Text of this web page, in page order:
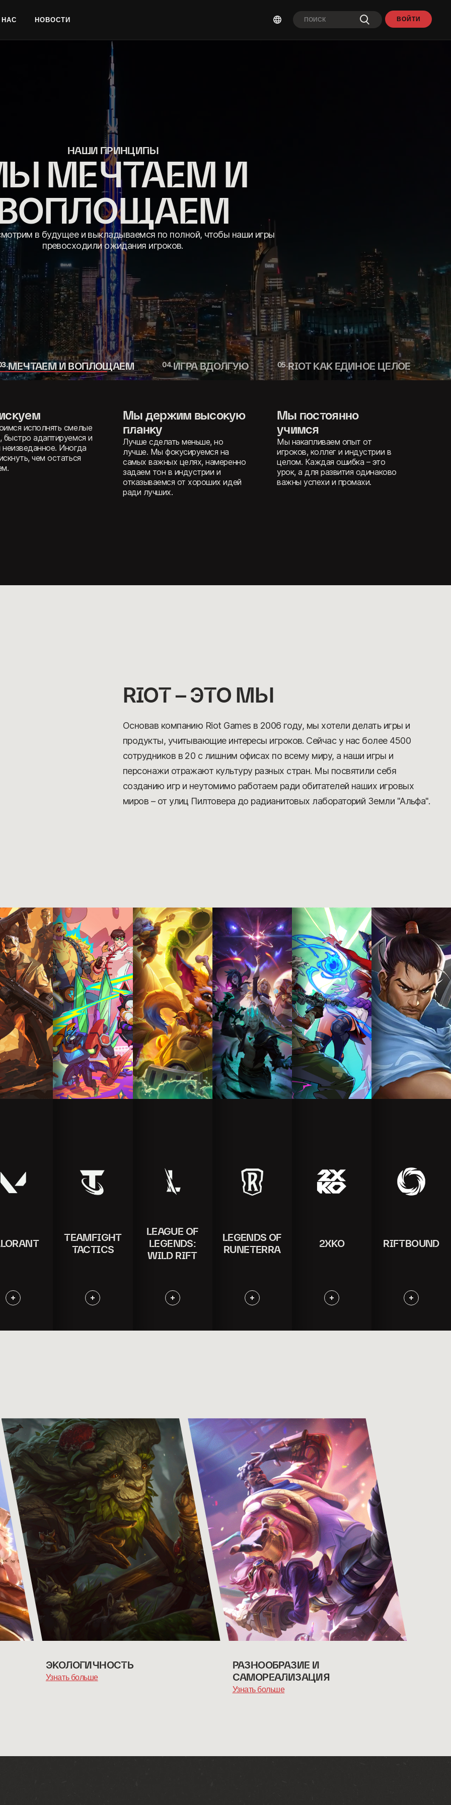
НАС НОВОСТИ ВОЙТИ
НАШИ ПРИНЦИПЫ
МЫ ИГРАЕМ
ВДОЛГУЮ
любовь к играм не угасает. Мы не забываем о своих игроках
пару недель, а поддерживаем их годами и десятилетиями.
3.МЕЧТАЕМ И ВОПЛОЩАЕМ 04.ИГРА ВДОЛГУЮ 05.RIOT КАК ЕДИНОЕ ЦЕЛОЕ
нечто
должна приносить
Мы уважаем
Для нас выиграть
матч важнее, чем
отбить линию
Мы строим долгосрочные планы
и принимаем решения, которые
могут дать плоды лишь спустя
время. Мы действуем
рационально и не боимся менять
Мы помним, что
доходы компании –
это деньги игроков
Мы ценим средства,
потраченные на наши продукты,
и вкладываем их с умом, чтобы
обеспечить своим играм
RIOT – ЭТО МЫ
Основав компанию Riot Games в 2006 году, мы хотели делать игры и
продукты, учитывающие интересы игроков. Сейчас у нас более 4500
сотрудников в 20 с лишним офисах по всему миру, а наши игры и
персонажи отражают культуру разных стран. Мы посвятили себя
созданию игр и неутомимо работаем ради обитателей наших игровых
миров – от улиц Пилтовера до радианитовых лабораторий Земли "Альфа".
TEAMFIGHT
TACTICS
LEAGUE OF
LEGENDS:
WILD RIFT
LEGENDS OF
RUNETERRA
2XKO RIFTBOUND
ЭКОЛОГИЧНОСТЬ
Узнать больше
РАЗНООБРАЗИЕ И
САМОРЕАЛИЗАЦИЯ
Узнать больше